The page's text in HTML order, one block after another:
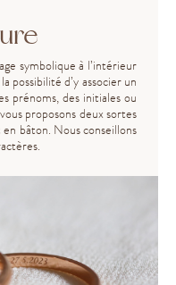
symbolique à l’intérieur
possibilité d’y associer un
prénoms, des initiales ou
proposons deux sortes
bâton. Nous conseillons